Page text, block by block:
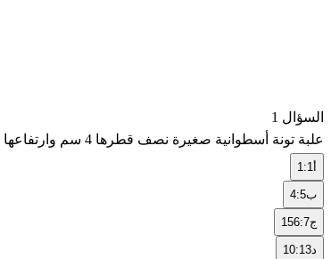
السؤال 1
علبة تونة أسطوانية صغيرة نصف قطرها 4 سم وارتفاعها 3.8 سم، وعلبة تونة أكبر ولكن متشابهة نصف قطرها 5.2 سم. ما عامل مقياس الأسطوانتين؟
أ 1:1
ب4:5
ج156:7
د10:13